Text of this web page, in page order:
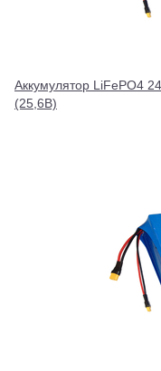
Аккумулятор LiFePO4
(25,6В)